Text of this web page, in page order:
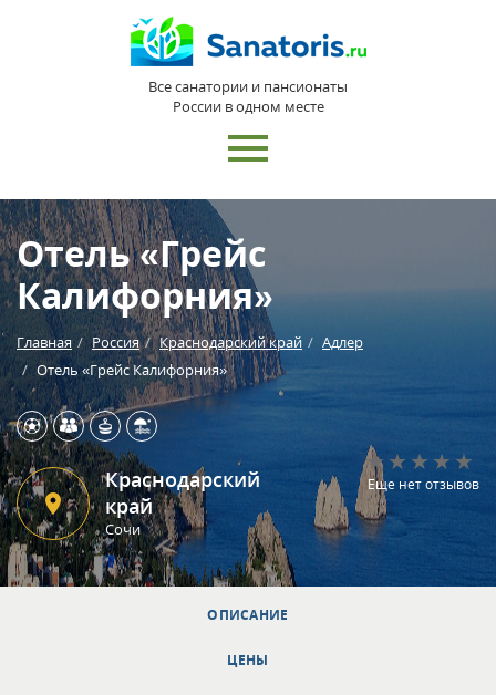
Все санатории и пансионаты
России в одном месте
Отель «Грейс
Калифорния»
Главная Россия Краснодарский край
Адлер
Отель «Грейс Калифорния»
Краснодарский
край
Сочи
Еще нет отзывов
ОПИСАНИЕ
ЦЕНЫ